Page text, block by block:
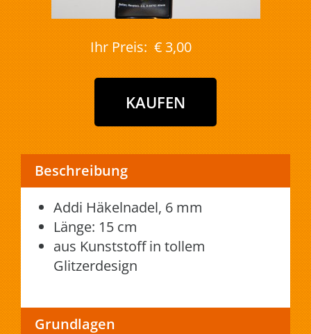
Ihr Preis: € 3,00
Beschreibung
Addi Häkelnadel, 6 mm
Länge: 15 cm
aus Kunststoff in tollem
Glitzerdesign
Grundlagen